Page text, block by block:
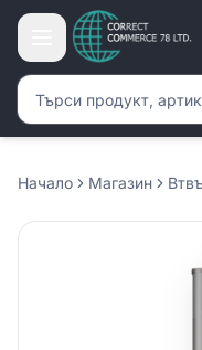
Търсене на продукти
Начало Магазин